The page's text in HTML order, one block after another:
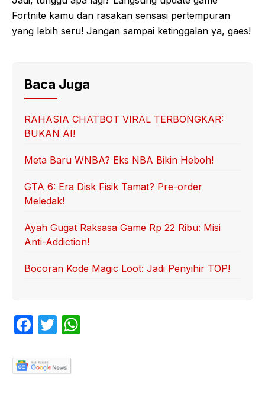
Fortnite kamu dan rasakan sensasi pertempuran
yang lebih seru! Jangan sampai ketinggalan ya, gaes!
Baca Juga
RAHASIA CHATBOT VIRAL TERBONGKAR:
BUKAN AI!
Meta Baru WNBA? Eks NBA Bikin Heboh!
GTA 6: Era Disk Fisik Tamat? Pre-order
Meledak!
Ayah Gugat Raksasa Game Rp 22 Ribu: Misi
Anti-Addiction!
Bocoran Kode Magic Loot: Jadi Penyihir TOP!
F
c
e
T
itt
er